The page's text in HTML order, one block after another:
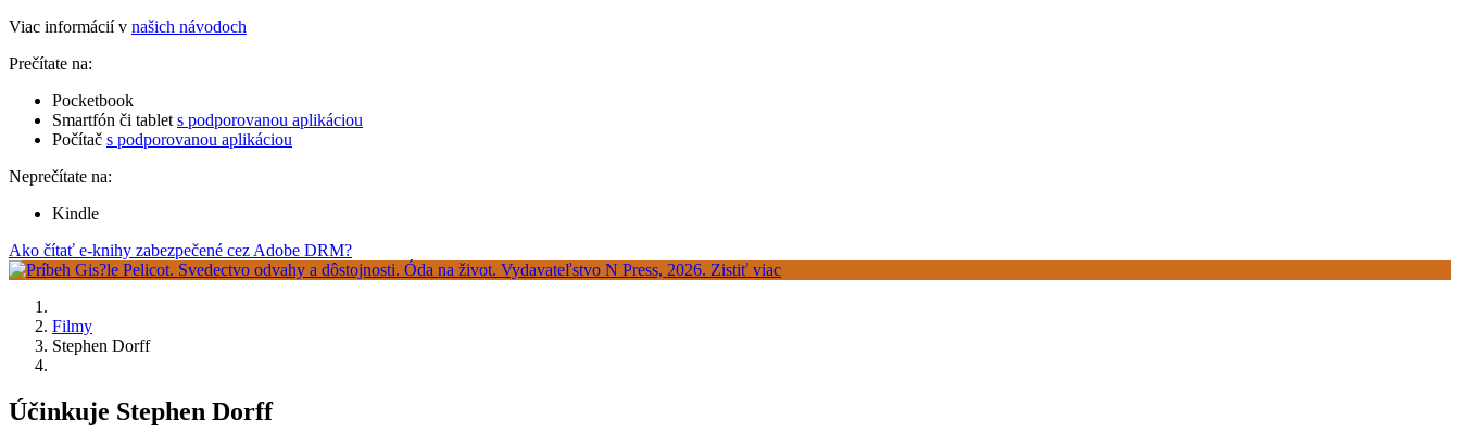
Viac informácií v našich návodoch
Prečítate na:
Pocketbook
Smartfón či tablet s podporovanou aplikáciou
Počítač s podporovanou aplikáciou
Neprečítate na:
Kindle
Ako čítať e-knihy zabezpečené cez Adobe DRM?
Filmy
Stephen Dorff
Účinkuje Stephen Dorff